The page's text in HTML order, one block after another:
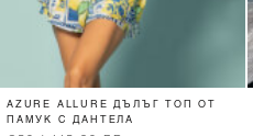
AZURE ALLURE ДЪЛЪГ ТОП ОТ
ПАМУК С ДАНТЕЛА